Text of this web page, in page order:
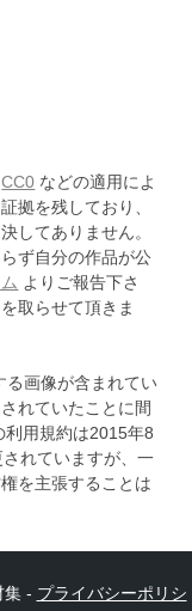
CC0 などの適用によ
拠を残しており、
してありません。
ず自分の作品が公
よりご報告下さ
取らせて頂きま
る画像が含まれてい
れていたことに間
利用規約は2015年8
れていますが、一
を主張することは
集 - プライバシーポリシ